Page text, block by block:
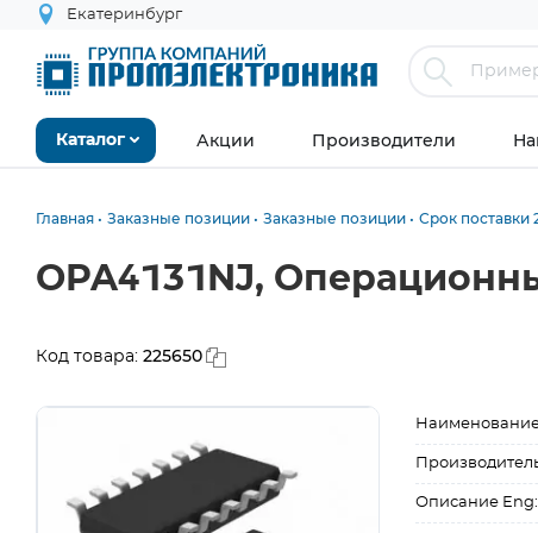
Екатеринбург
Каталог Акции Производители
Главная Заказные позиции Заказные позиции Срок поставки
OPA4131NJ,
Код товара: 225650
Описание Eng: